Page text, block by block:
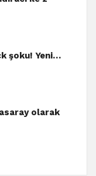
şoku! Yeni…
olarak